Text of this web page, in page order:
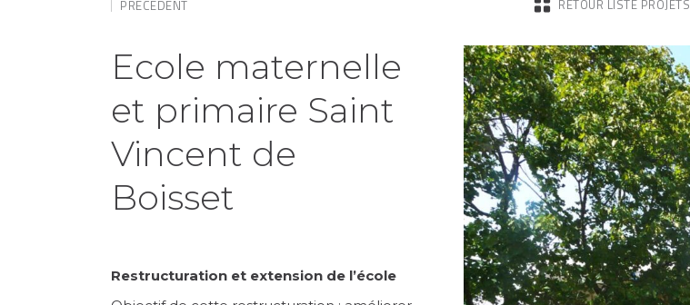
PRÉCÉDENT RETOUR LISTE PROJETS
Ecole maternelle
et primaire Saint
Vincent de
Boisset
Restructuration et extension de l’école